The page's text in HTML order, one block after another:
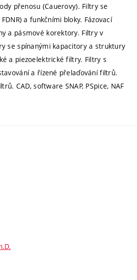
přenosu (Cauerovy). Filtry se
a funkčními bloky. Fázovací
a pásmové korektory. Filtry v
se spínanými kapacitory a struktury
a piezoelektrické filtry. Filtry s
a řízené přelaďování filtrů.
CAD, software SNAP, PSpice, NAF